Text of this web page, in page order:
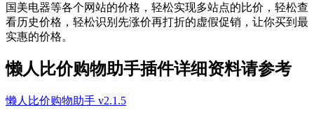
国美电器等各个网站的价格，轻松实现多站点的比价，轻松查
看历史价格，轻松识别先涨价再打折的虚假促销，让你买到最
实惠的价格。
懒人比价购物助手插件详细资料请参考
懒人比价购物助手 v2.1.5